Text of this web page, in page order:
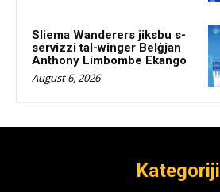
Sliema Wanderers jiksbu s-
servizzi tal-winger Belġjan
Anthony Limbombe Ekango
August 6, 2026
Kategoriji